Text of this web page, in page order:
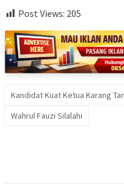
Post Views: 205
Kandidat Kuat Ketua Karang
Wahrul Fauzi Silalahi